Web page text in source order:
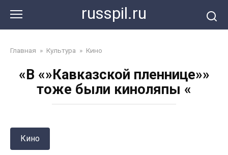
контенту
russpil.ru
Главная » Культура » Кино
«В «»Кавказской пленнице»»
тоже были киноляпы «
Кино